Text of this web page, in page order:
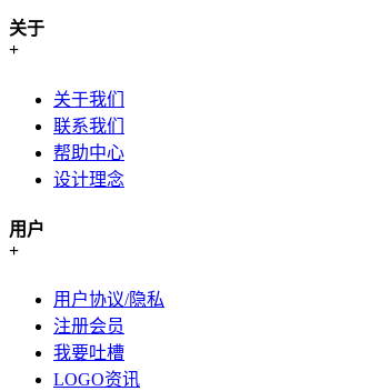
关于
+
关于我们
联系我们
帮助中心
设计理念
用户
+
用户协议/隐私
注册会员
我要吐槽
LOGO资讯